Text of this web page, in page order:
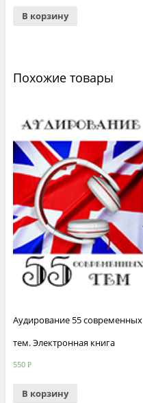
В корзину
Похожие товары
Аудирование 55 современных
тем. Электронная книга
550 Р
В корзину